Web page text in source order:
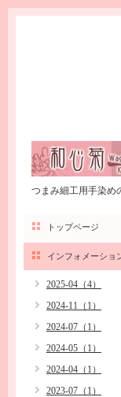
つまみ細工用手染め
トップページ
インフォメーショ
2025-04（4）
2024-11（1）
2024-07（1）
2024-05（1）
2024-04（1）
2023-07（1）